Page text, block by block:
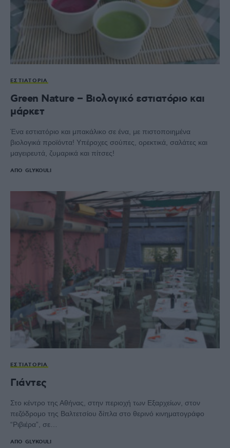
ΕΣΤΙΑΤΌΡΙΑ
Green Nature – Βιολογικό εστιατόριο και
μάρκετ
Ένα εστιατόριο και μπακάλικο σε ένα, με πιστοποιημένα
βιολογικά προϊόντα! Υπέροχες σούπες, ορεκτικά, σαλάτες και
μαγειρευτά, ζυμαρικά και πίτσες!
ΑΠΌ GLYKOULI
ΕΣΤΙΑΤΌΡΙΑ
Γιάντες
Στο κέντρο της Αθήνας, στην περιοχή των Εξαρχείων, στον
πεζόδρομο της Βαλτετσίου δίπλα στο θερινό κινηματογράφο
“Ριβιέρα”, σε…
ΑΠΌ GLYKOULI